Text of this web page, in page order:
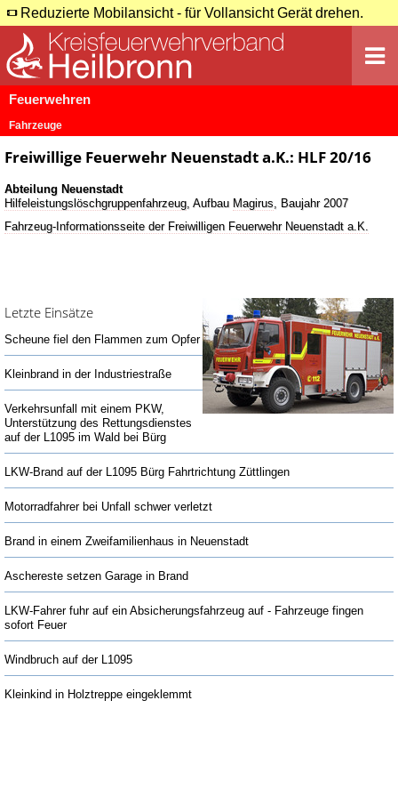
Reduzierte Mobilansicht - für Vollansicht Gerät drehen.
Feuerwehren
Fahrzeuge
Freiwillige Feuerwehr Neuenstadt a.K.: HLF 20/16
Abteilung Neuenstadt
Hilfeleistungslöschgruppenfahrzeug , Aufbau Magirus , Baujahr 2007
Fahrzeug-Informationsseite der Freiwilligen Feuerwehr Neuenstadt a.K.
Letzte Einsätze
Scheune fiel den Flammen zum Opfer
Kleinbrand in der Industriestraße
Verkehrsunfall mit einem PKW,
Unterstützung des Rettungsdienstes
auf der L1095 im Wald bei Bürg
LKW-Brand auf der L1095 Bürg Fahrtrichtung Züttlingen
Motorradfahrer bei Unfall schwer verletzt
Brand in einem Zweifamilienhaus in Neuenstadt
Aschereste setzen Garage in Brand
LKW-Fahrer fuhr auf ein Absicherungsfahrzeug auf - Fahrzeuge fingen
sofort Feuer
Windbruch auf der L1095
Kleinkind in Holztreppe eingeklemmt